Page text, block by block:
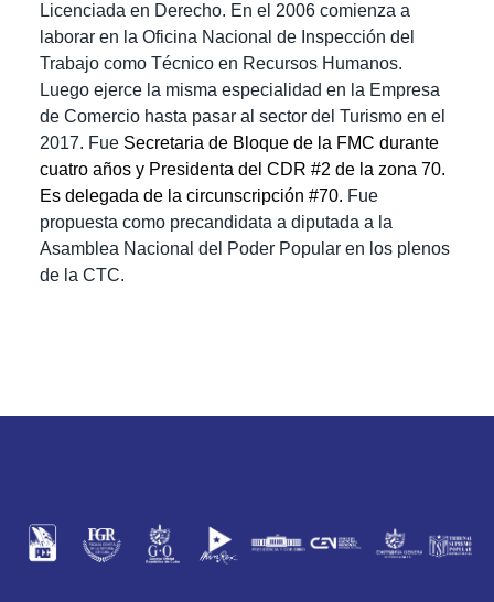
Licenciada en Derecho. En el 2006 comienza a
laborar en la Oficina Nacional de Inspección del
Trabajo como Técnico en Recursos Humanos.
Luego ejerce la misma especialidad en la Empresa
de Comercio hasta pasar al sector del Turismo en el
2017. Fue Secretaria de Bloque de la FMC durante
cuatro años y Presidenta del CDR #2 de la zona 70.
Es delegada de la circunscripción #70. Fue
propuesta como precandidata a diputada a la
Asamblea Nacional del Poder Popular en los plenos
de la CTC.